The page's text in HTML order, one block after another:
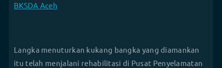
BKSDA Aceh
Langka menuturkan kukang bangka yang diamankan
itu telah menjalani rehabilitasi di Pusat Penyelamatan